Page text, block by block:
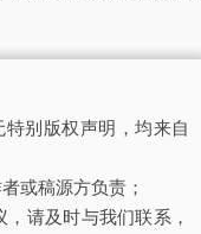
特别版权声明，均来自
或稿源方负责；
请及时与我们联系，